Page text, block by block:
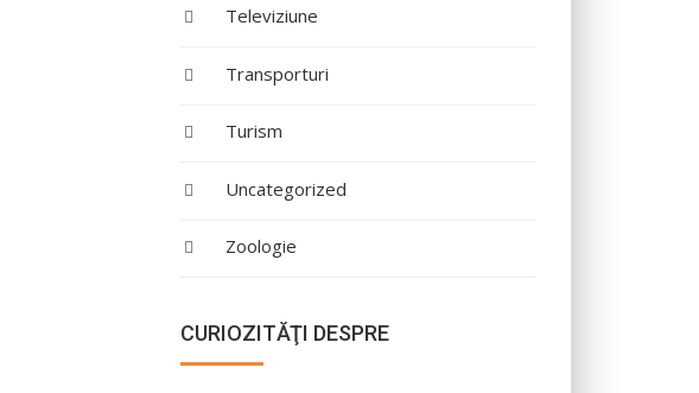
Televiziune
Transporturi
Turism
Uncategorized
Zoologie
CURIOZITĂŢI DESPRE